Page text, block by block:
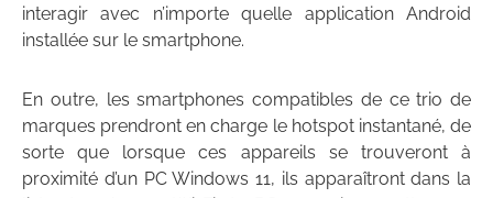
interagir avec n’importe quelle application Android
installée sur le smartphone.
En outre, les smartphones compatibles de ce trio de
marques prendront en charge le hotspot instantané, de
sorte que lorsque ces appareils se trouveront à
proximité d’un PC Windows 11, ils apparaîtront dans la